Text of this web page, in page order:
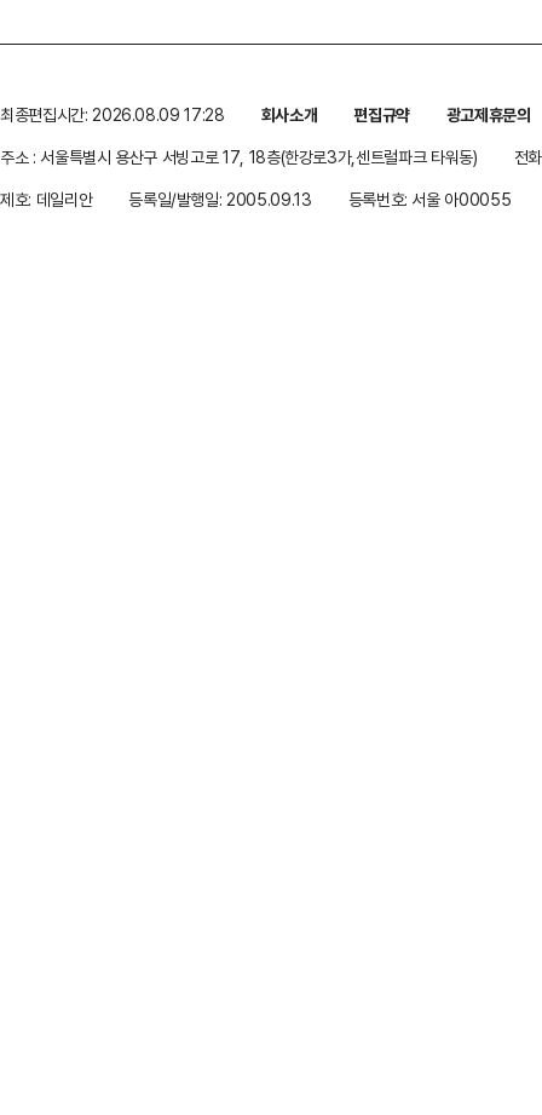
최종편집시간: 2026.08.09 17:28 회사소개 편집규약
광고제휴문의
주소 : 서울특별시 용산구 서빙고로 17, 18층(한강로3가,센트럴파크 타워동)
전
제호: 데일리안
등록일/발행일: 2005.09.13 등록번호: 서울 아00055